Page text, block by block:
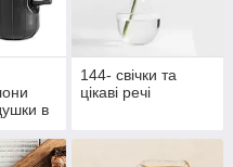
в
144- свічки та
цікаві речі